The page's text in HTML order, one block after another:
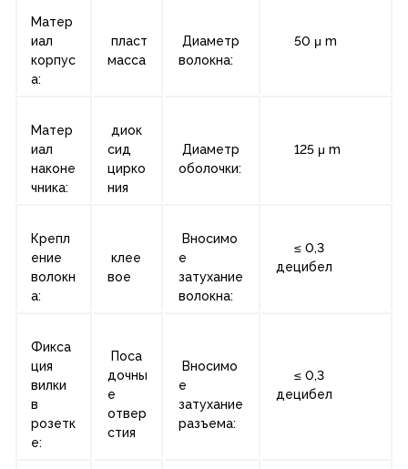
Матер
иал
корпус
а:
пласт
масса
Диаметр
волокна:
50 μ m
Матер
иал
наконе
чника:
диок
сид
цирко
ния
Диаметр
оболочки:
125 μ m
Крепл
ение
волокн
а:
клее
вое
Вносимо
е
затухание
волокна:
≤ 0,3
децибел
Фикса
ция
вилки
в
розетк
е:
Поса
дочны
е
отвер
стия
Вносимо
е
затухание
разъема:
≤ 0,3
децибел